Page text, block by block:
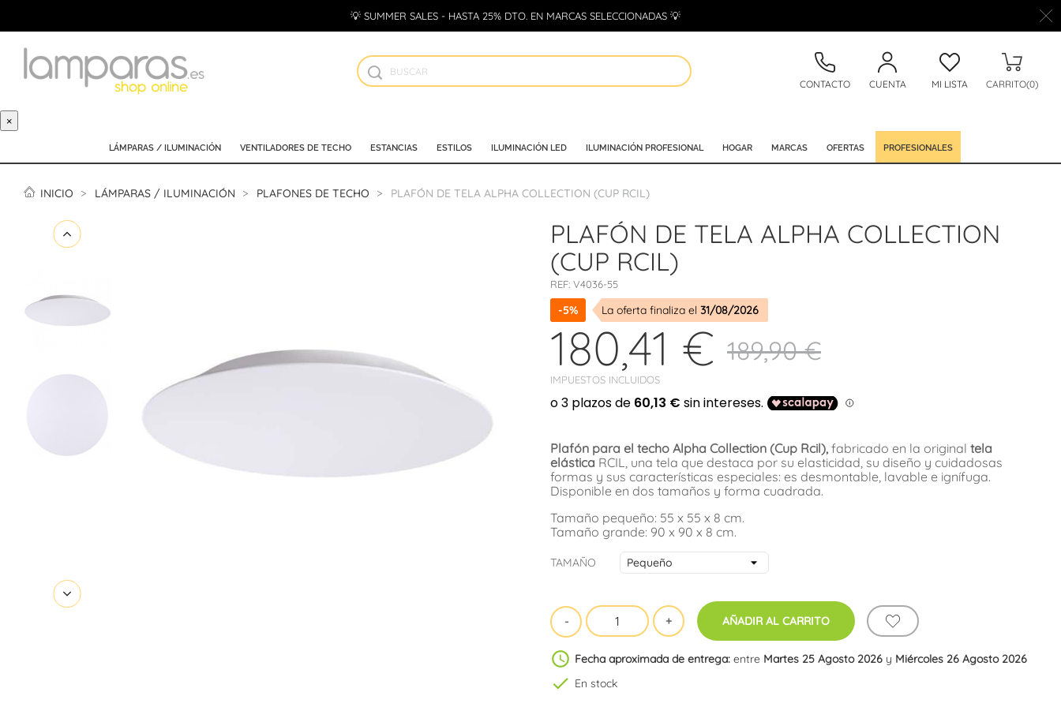
💡 SUMMER SALES - HASTA 25% DTO. EN MARCAS SELECCIONADAS 💡
CONTACTO CUENTA MI LISTA CARRITO(0)
×
LÁMPARAS / ILUMINACIÓN VENTILADORES DE TECHO ESTANCIAS ESTILOS ILUMINACIÓN LED ILUMINACIÓN PROFESIONAL HOGAR MARCAS OFERTAS PROFESIONALES
INICIO LÁMPARAS / ILUMINACIÓN PLAFONES DE TECHO PLAFÓN DE TELA ALPHA COLLECTION (CUP RCIL)
PLAFÓN DE TELA ALPHA COLLECTION
(CUP RCIL)
REF: V4036-55
-5% La oferta finaliza el 31/08/2026
180,41 €
IMPUESTOS INCLUIDOS
189,90 €
Plafón para el techo Alpha Collection (Cup Rcil), fabricado en la original tela
elástica RCIL, una tela que destaca por su elasticidad, su diseño y cuidadosas
formas y sus características especiales: es desmontable, lavable e ignífuga.
Disponible en dos tamaños y forma cuadrada.
Tamaño pequeño: 55 x 55 x 8 cm.
Tamaño grande: 90 x 90 x 8 cm.
TAMAÑO
AÑADIR AL CARRITO
schedule Fecha aproximada de entrega: entre Martes 25 Agosto 2026 y Miércoles 26 Agosto 2026
check En stock